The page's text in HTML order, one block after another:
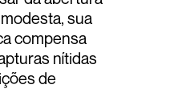
sua
compensa
nítidas
de